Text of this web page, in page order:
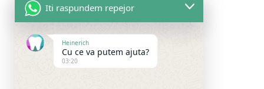
INFORMATII UTILE
Iti raspundem repejor
Heinerich
Cu ce va putem ajuta?
03:20